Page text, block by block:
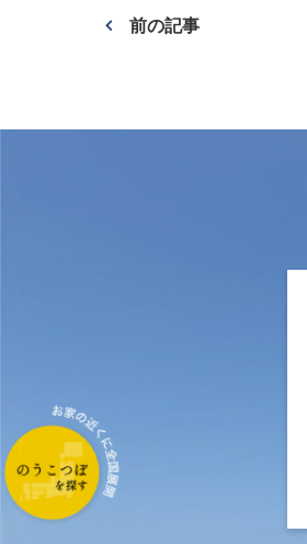
前の記事